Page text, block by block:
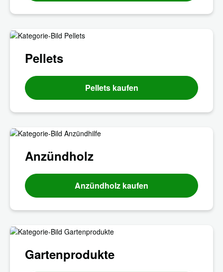
Pellets
Pellets kaufen
Anzündholz
Anzündholz kaufen
Gartenprodukte